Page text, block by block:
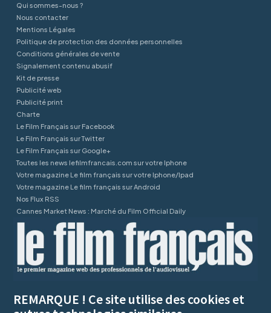
Qui sommes-nous ?
Nous contacter
Mentions Légales
Politique de protection des données personnelles
Conditions générales de vente
Signalement contenu abusif
Kit de presse
Publicité web
Publicité print
Charte
Le Film Français sur Facebook
Le Film Français sur Twitter
Le Film Français sur Google+
Toutes les news lefilmfrancais.com sur votre Iphone
Votre magazine Le film français sur votre Iphone/Ipad
Votre magazine Le film français sur Android
Nos Flux RSS
Cannes Market News : Marché du Film Official Daily
REMARQUE ! Ce site utilise des cookies et